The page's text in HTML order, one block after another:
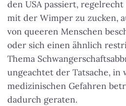
den USA passiert,
mit der Wimper zu zucken,
von queeren Menschen
oder sich einen ähnlich
Thema
ungeachtet der Tatsache, in
medizinischen Gefahren
dadurch geraten.